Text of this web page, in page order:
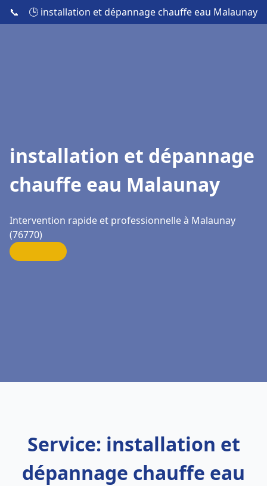
📞 🕒 installation et dépannage chauffe eau Malaunay
installation et dépannage
chauffe eau Malaunay
Intervention rapide et professionnelle à Malaunay
(76770)
Service: installation et
dépannage chauffe eau